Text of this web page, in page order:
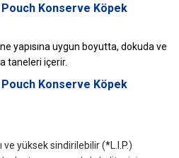
Konserve Köpek
yapısına uygun boyutta, dokuda ve
taneleri içerir.
Konserve Köpek
ve yüksek sindirilebilir (*L.I.P.)